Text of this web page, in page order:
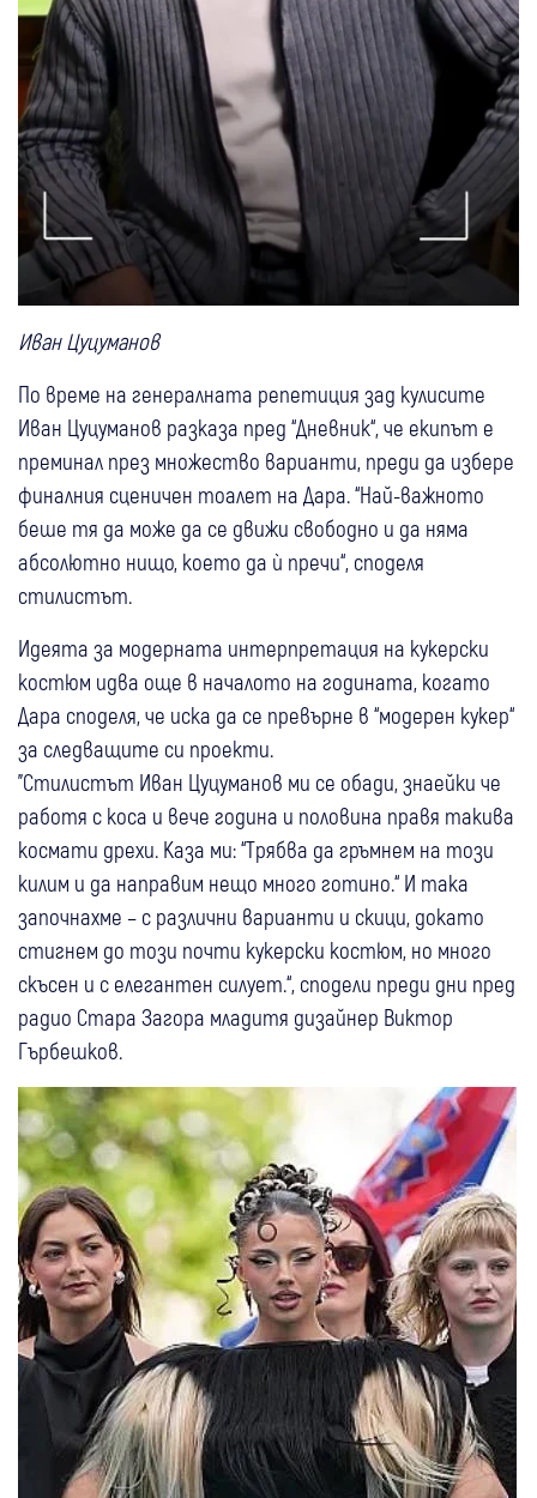
Иван Цуцуманов
По време на генералната репетиция зад кулисите
Иван Цуцуманов разказа пред “Дневник“, че екипът е
преминал през множество варианти, преди да избере
финалния сценичен тоалет на Дара. “Най-важното
беше тя да може да се движи свободно и да няма
абсолютно нищо, което да ѝ пречи“, споделя
стилистът.
Идеята за модерната интерпретация на кукерски
костюм идва още в началото на годината, когато
Дара споделя, че иска да се превърне в “модерен кукер“
за следващите си проекти.
"Стилистът Иван Цуцуманов ми се обади, знаейки че
работя с коса и вече година и половина правя такива
космати дрехи. Каза ми: “Трябва да гръмнем на този
килим и да направим нещо много готино.“ И така
започнахме – с различни варианти и скици, докато
стигнем до този почти кукерски костюм, но много
скъсен и с елегантен силует.“, сподели преди дни пред
радио Стара Загора младитя дизайнер Виктор
Гърбешков.